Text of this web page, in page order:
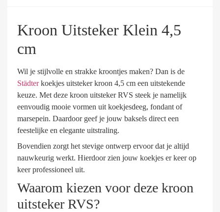
Kroon Uitsteker Klein 4,5
cm
Wil je stijlvolle en strakke kroontjes maken? Dan is de
Städterkoekjes uitsteker kroon 4,5 cm een uitstekende
keuze. Met deze kroon uitsteker RVS steek je namelijk
eenvoudig mooie vormen uit koekjesdeeg, fondant of
marsepein. Daardoor geef je jouw baksels direct een
feestelijke en elegante uitstraling.
Bovendien zorgt het stevige ontwerp ervoor dat je altijd
nauwkeurig werkt. Hierdoor zien jouw koekjes er keer op
keer professioneel uit.
Waarom kiezen voor deze kroon
uitsteker RVS?